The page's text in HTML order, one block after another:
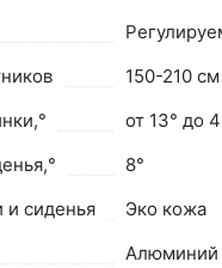
150-210 см
от 13° до
8°
и сиденья
Эко кожа
Алюминий